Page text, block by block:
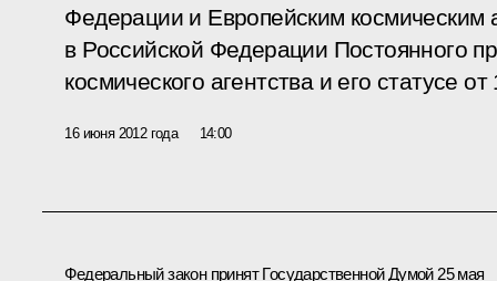
Федерации и Европейским космическим
в Российской Федерации Постоянного
космического агентства и его статусе
16 июня 2012 года 14:00
Федеральный закон принят Государственной Думой 25 мая